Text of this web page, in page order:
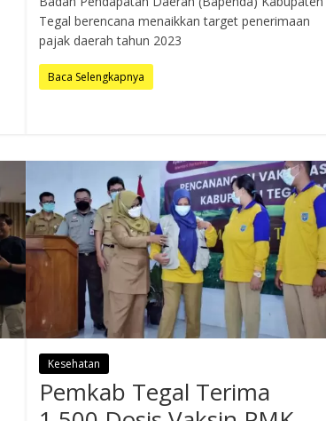
Tegal berencana menaikkan target penerimaan
pajak daerah tahun 2023
Baca Selengkapnya
Kesehatan
Pemkab Tegal Terima